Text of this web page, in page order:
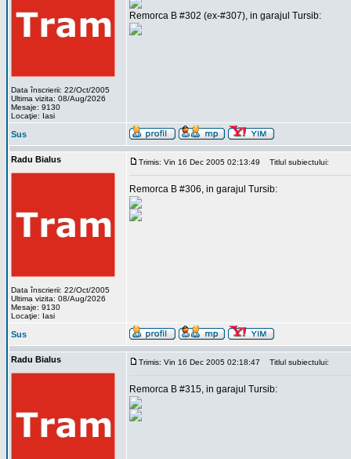
Data înscrierii: 22/Oct/2005
Ultima vizita: 08/Aug/2026
Mesaje: 9130
Locaţie: Iasi
Remorca B #302 (ex-#307), in garajul Tursib:
Sus
Radu Bialus
Data înscrierii: 22/Oct/2005
Ultima vizita: 08/Aug/2026
Mesaje: 9130
Locaţie: Iasi
Trimis: Vin 16 Dec 2005 02:13:49 Titlul subiectului:
Remorca B #306, in garajul Tursib:
Sus
Radu Bialus Trimis: Vin 16 Dec 2005 02:18:47 Titlul subiectului:
Remorca B #315, in garajul Tursib: